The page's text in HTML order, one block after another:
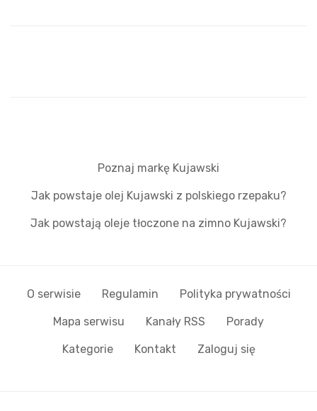
Poznaj markę Kujawski
Jak powstaje olej Kujawski z polskiego rzepaku?
Jak powstają oleje tłoczone na zimno Kujawski?
O serwisie Regulamin Polityka prywatności
Mapa serwisu Kanały RSS Porady
Kategorie Kontakt Zaloguj się